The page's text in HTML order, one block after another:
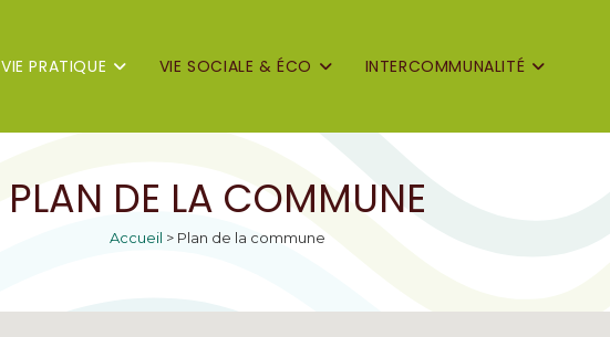
VIE PRATIQUE VIE SOCIALE & ÉCO INTERCOMMUNALITÉ
PLAN DE LA COMMUNE
Accueil > Plan de la commune